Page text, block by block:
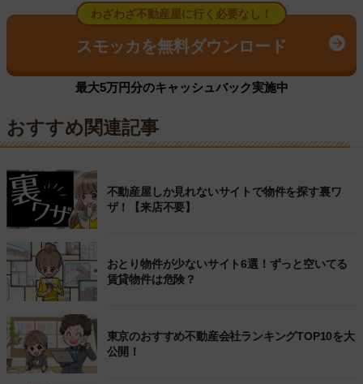
わざわざ不動産屋に行く必要なし！
スモッカを無料ダウンロード
最大5万円分のキャッシュバック実施中
おすすめ関連記事
不動産屋しか見れないサイトで物件を探す裏ワ
ザ！【来店不要】
おとり物件が少ないサイト6選！ずっと空いてる
賃貸物件は危険？
東京のおすすめ不動産会社ランキングTOP10を大
公開！